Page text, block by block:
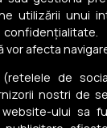
în Iosia
în Centru
în
utilizării unui
vor afecta
de
nostri de
ului sa